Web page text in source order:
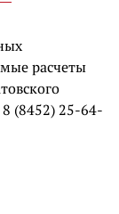
расчеты
(8452) 25-64-